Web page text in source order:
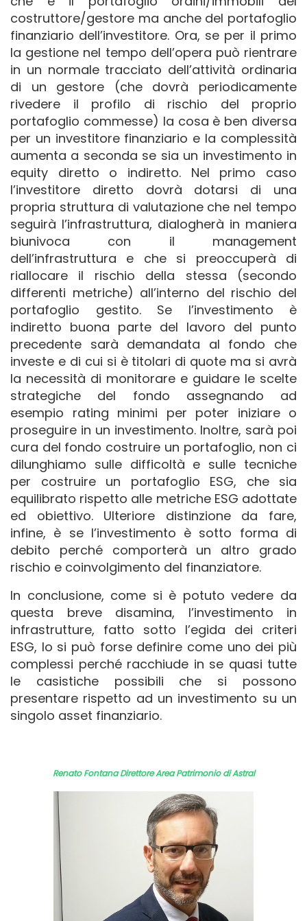
costruttore/gestore ma anche del portafoglio
finanziario dell’investitore. Ora, se per il primo
la gestione nel tempo dell’opera può rientrare
in un normale tracciato dell’attività ordinaria
di un gestore (che dovrà periodicamente
rivedere il profilo di rischio del proprio
portafoglio commesse) la cosa è ben diversa
per un investitore finanziario e la complessità
aumenta a seconda se sia un investimento in
equity diretto o indiretto. Nel primo caso
l’investitore diretto dovrà dotarsi di una
propria struttura di valutazione che nel tempo
seguirà l’infrastruttura, dialogherà in maniera
biunivoca con il management
dell’infrastruttura e che si preoccuperà di
riallocare il rischio della stessa (secondo
differenti metriche) all’interno del rischio del
portafoglio gestito. Se l’investimento è
indiretto buona parte del lavoro del punto
precedente sarà demandata al fondo che
investe e di cui si è titolari di quote ma si avrà
la necessità di monitorare e guidare le scelte
strategiche del fondo assegnando ad
esempio rating minimi per poter iniziare o
proseguire in un investimento. Inoltre, sarà poi
cura del fondo costruire un portafoglio, non ci
dilunghiamo sulle difficoltà e sulle tecniche
per costruire un portafoglio ESG, che sia
equilibrato rispetto alle metriche ESG adottate
ed obiettivo. Ulteriore distinzione da fare,
infine, è se l’investimento è sotto forma di
debito perché comporterà un altro grado
rischio e coinvolgimento del finanziatore.
In conclusione, come si è potuto vedere da
questa breve disamina, l’investimento in
infrastrutture, fatto sotto l’egida dei criteri
ESG, lo si può forse definire come uno dei più
complessi perché racchiude in se quasi tutte
le casistiche possibili che si possono
presentare rispetto ad un investimento su un
singolo asset finanziario.
Renato Fontana Direttore Area Patrimonio di Astral